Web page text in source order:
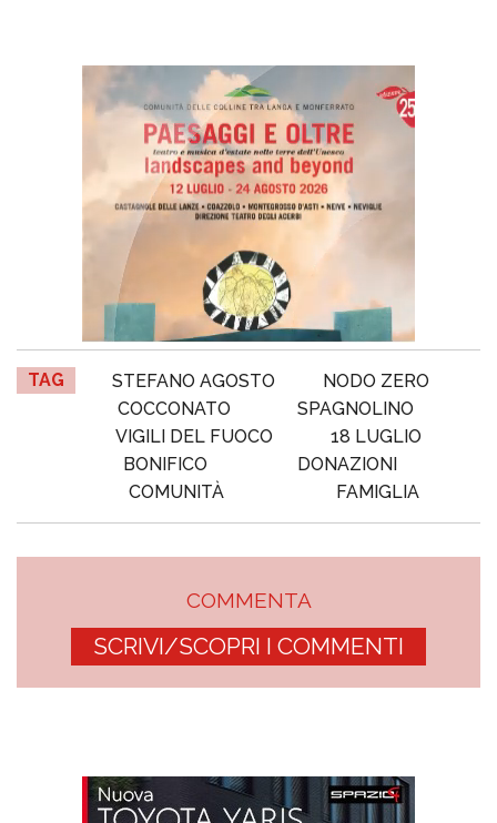
TAG STEFANO AGOSTO
NODO ZERO
COCCONATO
SPAGNOLINO
VIGILI DEL FUOCO
18 LUGLIO
BONIFICO
DONAZIONI
COMUNITÀ
FAMIGLIA
COMMENTA
SCRIVI/SCOPRI I COMMENTI